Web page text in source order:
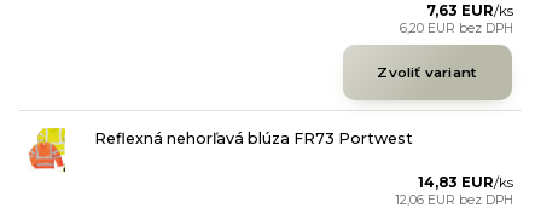
7,63 EUR/ks
6,20 EUR bez DPH
Zvoliť variant
Reflexná nehorľavá blúza FR73 Portwest
14,83 EUR/ks
12,06 EUR bez DPH